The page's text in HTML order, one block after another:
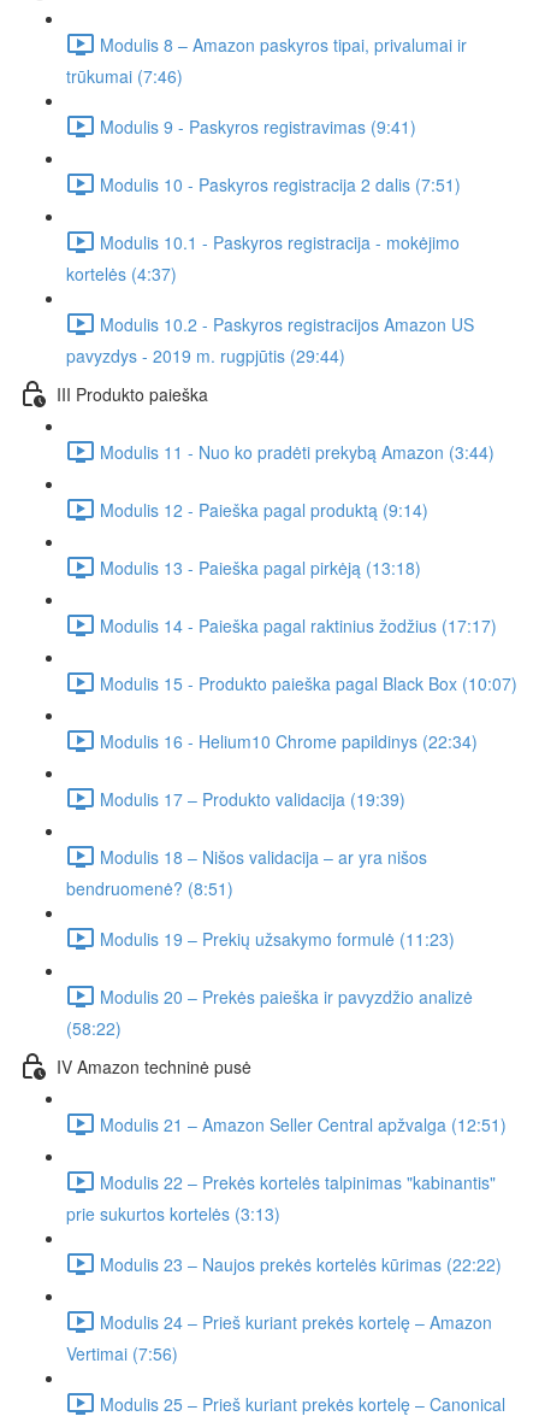
Modulis 8 – Amazon paskyros tipai, privalumai ir
trūkumai (7:46)
Modulis 9 - Paskyros registravimas (9:41)
Modulis 10 - Paskyros registracija 2 dalis (7:51)
Modulis 10.1 - Paskyros registracija - mokėjimo
kortelės (4:37)
Modulis 10.2 - Paskyros registracijos Amazon US
pavyzdys - 2019 m. rugpjūtis (29:44)
III Produkto paieška
Modulis 11 - Nuo ko pradėti prekybą Amazon (3:44)
Modulis 12 - Paieška pagal produktą (9:14)
Modulis 13 - Paieška pagal pirkėją (13:18)
Modulis 14 - Paieška pagal raktinius žodžius (17:17)
Modulis 15 - Produkto paieška pagal Black Box (10:07)
Modulis 16 - Helium10 Chrome papildinys (22:34)
Modulis 17 – Produkto validacija (19:39)
Modulis 18 – Nišos validacija – ar yra nišos
bendruomenė? (8:51)
Modulis 19 – Prekių užsakymo formulė (11:23)
Modulis 20 – Prekės paieška ir pavyzdžio analizė
(58:22)
IV Amazon techninė pusė
Modulis 21 – Amazon Seller Central apžvalga (12:51)
Modulis 22 – Prekės kortelės talpinimas "kabinantis"
prie sukurtos kortelės (3:13)
Modulis 23 – Naujos prekės kortelės kūrimas (22:22)
Modulis 24 – Prieš kuriant prekės kortelę – Amazon
Vertimai (7:56)
Modulis 25 – Prieš kuriant prekės kortelę – Canonical